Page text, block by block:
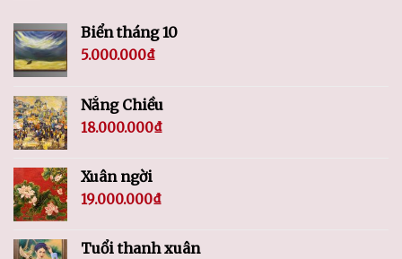
Biển tháng 10
5.000.000₫
Nắng Chiều
18.000.000₫
Xuân ngời
19.000.000₫
Tuổi thanh xuân